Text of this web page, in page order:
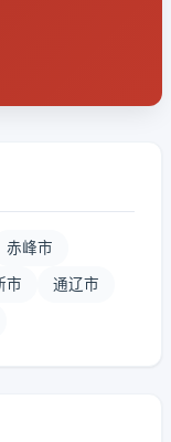
赤峰市
市 通辽市